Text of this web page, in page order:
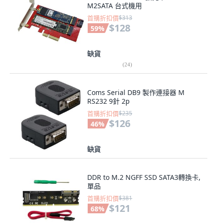
M2SATA 台式機用
首購折扣價$313
59% $128
缺貨
(24)
Coms Serial DB9 製作連接器 M
RS232 9針 2p
首購折扣價$235
46% $126
缺貨
DDR to M.2 NGFF SSD SATA3轉換卡,
單品
首購折扣價$381
68% $121